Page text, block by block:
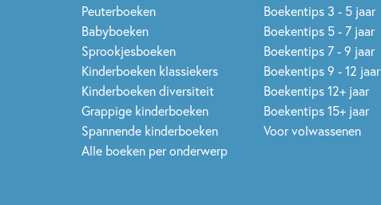
Peuterboeken
Babyboeken
Sprookjesboeken
Kinderboeken klassiekers
Kinderboeken diversiteit
Grappige kinderboeken
Spannende kinderboeken
Alle boeken per onderwerp
Boekentips 3 - 5 jaar
Boekentips 5 - 7 jaar
Boekentips 7 - 9 jaar
Boekentips 9 - 12 jaar
Boekentips 12+ jaar
Boekentips 15+ jaar
Voor volwassenen